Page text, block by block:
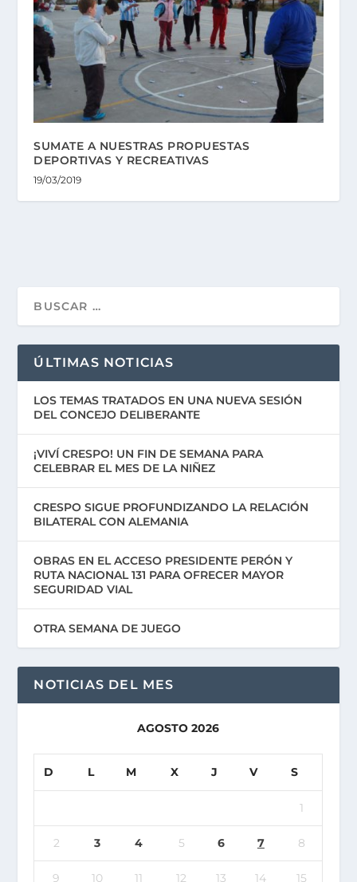
SUMATE A NUESTRAS PROPUESTAS
DEPORTIVAS Y RECREATIVAS
19/03/2019
ÚLTIMAS NOTICIAS
LOS TEMAS TRATADOS EN UNA NUEVA SESIÓN
DEL CONCEJO DELIBERANTE
¡VIVÍ CRESPO! UN FIN DE SEMANA PARA
CELEBRAR EL MES DE LA NIÑEZ
CRESPO SIGUE PROFUNDIZANDO LA RELACIÓN
BILATERAL CON ALEMANIA
OBRAS EN EL ACCESO PRESIDENTE PERÓN Y
RUTA NACIONAL 131 PARA OFRECER MAYOR
SEGURIDAD VIAL
OTRA SEMANA DE JUEGO
NOTICIAS DEL MES
AGOSTO 2026
D L M X J V S
1
2 3 4 5 6 7 8
9 10 11 12 13 14 15